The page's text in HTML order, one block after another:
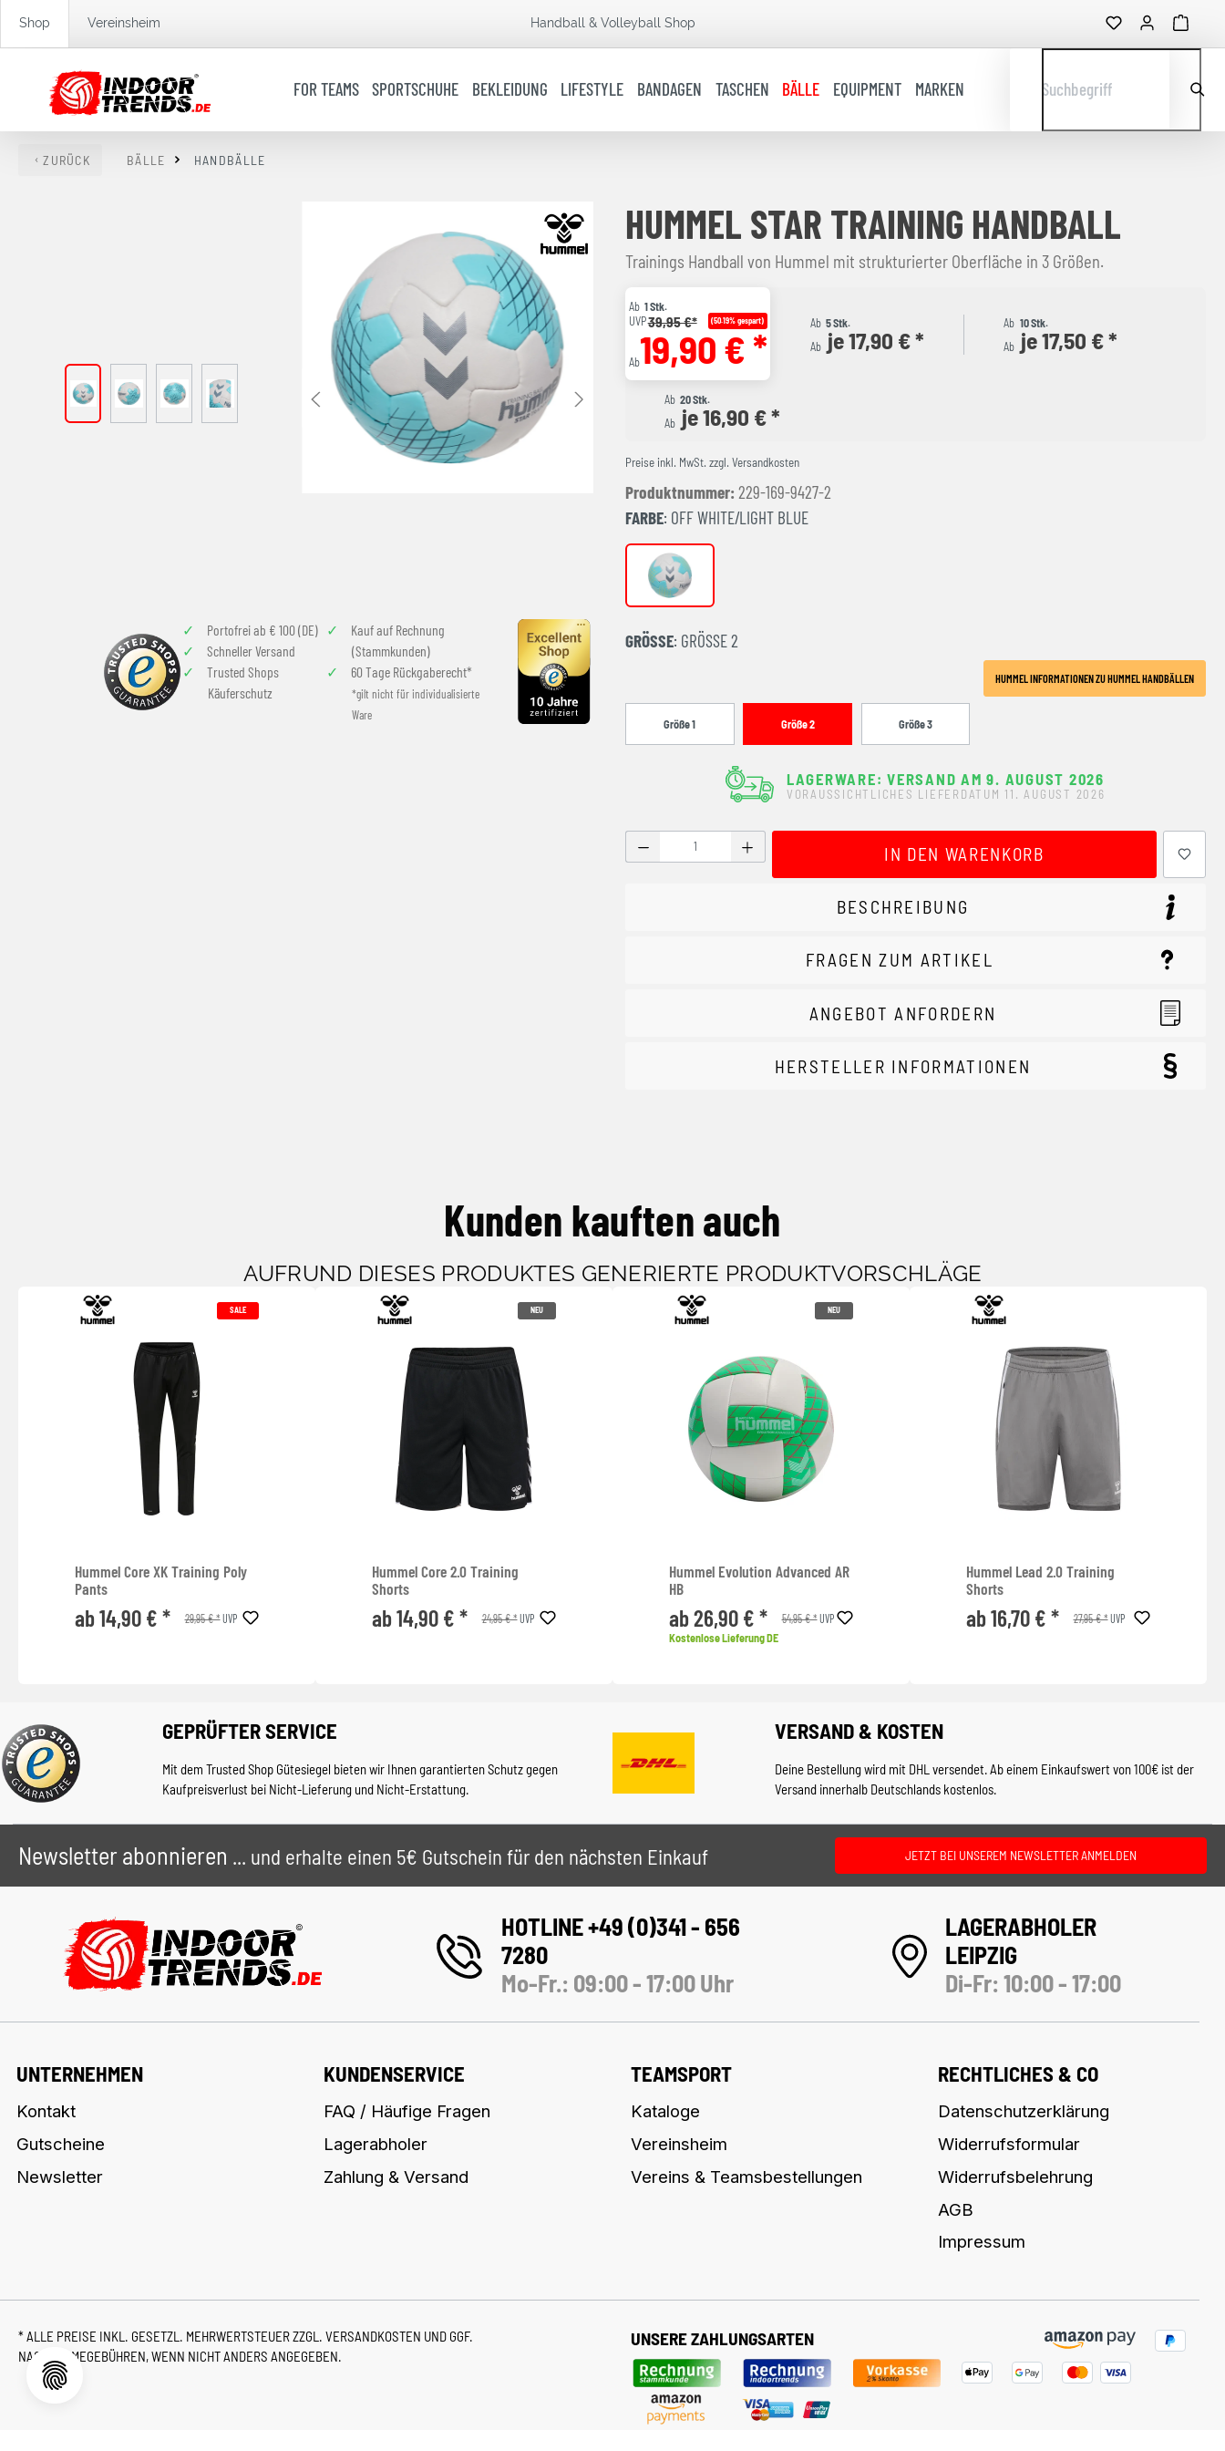
Zur Hauptnavigation springen
Shop Vereinsheim Handball & Volleyball Shop
FOR TEAMS SPORTSCHUHE BEKLEIDUNG LIFESTYLE BANDAGEN TASCHEN BÄLLE EQUIPMENT MARKEN Suchbegriff
ZURÜCK BÄLLE HANDBÄLLE
Portofrei ab € 100 (DE)
Schneller Versand
Trusted Shops
Käuferschutz
Kauf auf Rechnung
(Stammkunden)
60 Tage Rückgaberecht*
*gilt nicht für individualisierte
Ware
HUMMEL STAR TRAINING HANDBALL
Trainings Handball von Hummel mit strukturierter Oberfläche in 3 Größen.
Ab 1 Stk.
UVP39,95 €* (50.19% gespart)
Ab19,90 € *
Ab 5 Stk.
Ab je 17,90 € *
Ab 10 Stk.
Ab je 17,50 € *
Ab 20 Stk.
Ab je 16,90 € *
Preise inkl. MwSt. zzgl. Versandkosten
Produktnummer: 229-169-9427-2
FARBE: OFF WHITE/LIGHT BLUE
OFF WHITE/LIGHT BLUE
GRÖSSE : GRÖSSE 2
HUMMEL INFORMATIONEN ZU HUMMEL HANDBÄLLEN
Größe 1 Größe 2 Größe 3
LAGERWARE: VERSAND AM 9. AUGUST 2026
VORAUSSICHTLICHES LIEFERDATUM 11. AUGUST 2026
Produkt Anzahl: Gib den gewünschten Wert ein oder benutze die Schaltflächen
IN DEN WARENKORB
BESCHREIBUNG
FRAGEN ZUM ARTIKEL
ANGEBOT ANFORDERN
HERSTELLER INFORMATIONEN
Kunden kauften auch
AUFRUND DIESES PRODUKTES GENERIERTE PRODUKTVORSCHLÄGE
SALE
Hummel Core XK Training Poly
Pants
ab 14,90 € * 29,95 € *UVP
NEU
Hummel Core 2.0 Training
Shorts
ab 14,90 € * 24,95 € *UVP
NEU
Hummel Evolution Advanced AR
HB
ab 26,90 € * 54,95 € *UVP
Kostenlose Lieferung DE
Hummel Lead 2.0 Training
Shorts
ab 16,70 € * 27,95 € *UVP
GEPRÜFTER SERVICE
Mit dem Trusted Shop Gütesiegel bieten wir Ihnen garantierten Schutz gegen
Kaufpreisverlust bei Nicht-Lieferung und Nicht-Erstattung.
VERSAND & KOSTEN
Deine Bestellung wird mit DHL versendet. Ab einem Einkaufswert von 100€ ist der
Versand innerhalb Deutschlands kostenlos.
Newsletter abonnieren ... und erhalte einen 5€ Gutschein für den nächsten Einkauf JETZT BEI UNSEREM NEWSLETTER ANMELDEN
HOTLINE +49 (0)341 - 656
7280
Mo-Fr.: 09:00 - 17:00 Uhr
LAGERABHOLER
LEIPZIG
Di-Fr: 10:00 - 17:00
UNTERNEHMEN
Kontakt
Gutscheine
Newsletter
KUNDENSERVICE
FAQ / Häufige Fragen
Lagerabholer
Zahlung & Versand
TEAMSPORT
Kataloge
Vereinsheim
Vereins & Teamsbestellungen
RECHTLICHES & CO
Datenschutzerklärung
Widerrufsformular
Widerrufsbelehrung
AGB
Impressum
* ALLE PREISE INKL. GESETZL. MEHRWERTSTEUER ZZGL. VERSANDKOSTEN UND GGF.
NACHNAHMEGEBÜHREN, WENN NICHT ANDERS ANGEGEBEN.
UNSERE ZAHLUNGSARTEN